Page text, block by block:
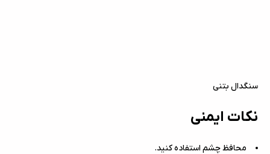
سنگدال بتنی
نکات ایمنی
محافظ چشم استفاده کنید.